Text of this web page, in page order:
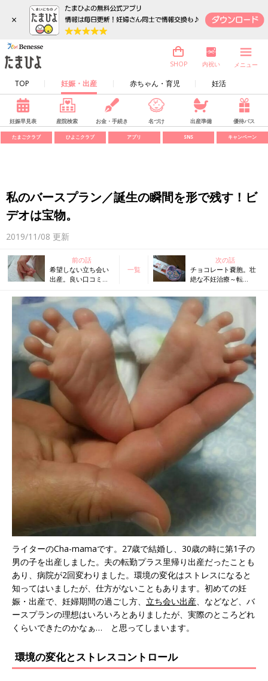
×
TOP 妊娠・出産 赤ちゃん・育児 妊活
SHOP 内祝い メニュー
妊娠早見表 産院検索 お金・手続き 名づけ 出産準備 優待パス
たまごクラブ ひよこクラブ アプリ SNS キャンペーン
私のバースプラン／誕生の瞬間を形で残す！ビ
デオは宝物。
2019/11/08 更新
前の話
希望しない立ち会い
出産。良い口コミで
一覧
次の話
チョコレート嚢胞。壮
絶な不妊治療～転
きな転機が…
ライターのCha-mamaです。27歳で結婚し、30歳の時に第1子の
男の子を出産しました。夫の転勤プラス里帰り出産だったことも
あり、病院が2回変わりました。環境の変化はストレスになると
知ってはいましたが、仕方がないこともあります。初めての妊
娠・出産で、妊婦期間の過ごし方、 立ち会い出産、などなど、バ
ースプランの理想はいろいろとありましたが、実際のところどれ
くらいできたのかなぁ… と思ってしまいます。
環境の変化とストレスコントロール